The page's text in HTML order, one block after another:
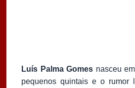
Luís Palma Gomes nasceu
pequenos quintais e o rumor